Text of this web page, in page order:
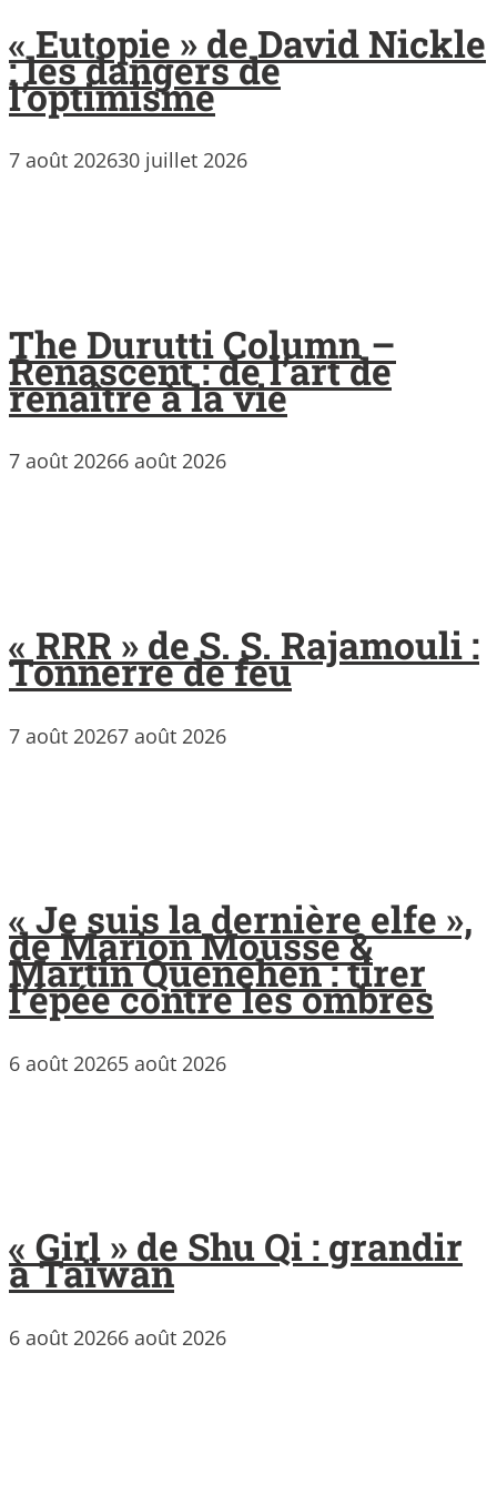
« Eutopie » de David Nickle
: les dangers de
l’optimisme
7 août 202630 juillet 2026
The Durutti Column –
Renascent : de l’art de
renaître à la vie
7 août 20266 août 2026
« RRR » de S. S. Rajamouli :
Tonnerre de feu
7 août 20267 août 2026
« Je suis la dernière elfe »,
de Marion Mousse &
Martin Quenehen : tirer
l’épée contre les ombres
6 août 20265 août 2026
« Girl » de Shu Qi : grandir
à Taïwan
6 août 20266 août 2026